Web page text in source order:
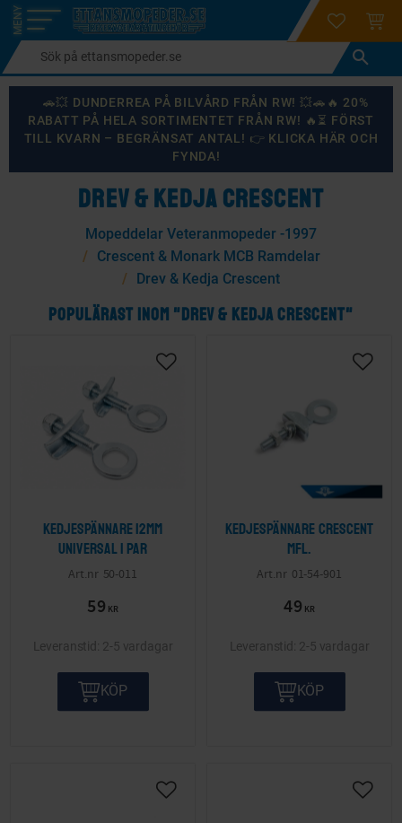
Meny
login
🚗💥 DUNDERREA PÅ BILVÅRD FRÅN RW! 💥🚗🔥 20%
RABATT PÅ HELA SORTIMENTET FRÅN RW! 🔥⏳ FÖRST
TILL KVARN – BEGRÄNSAT ANTAL! 👉 KLICKA HÄR OCH
FYNDA!
DREV & KEDJA CRESCENT
Mopeddelar Veteranmopeder -1997
Crescent & Monark MCB Ramdelar
Drev & Kedja Crescent
POPULÄRAST INOM "DREV & KEDJA CRESCENT"
Kedjespännare 12mm
Universal 1 par
50-011
59 KR
2-5 vardagar
KÖP
Kedjespännare Crescent
mfl.
01-54-901
49 KR
2-5 vardagar
KÖP